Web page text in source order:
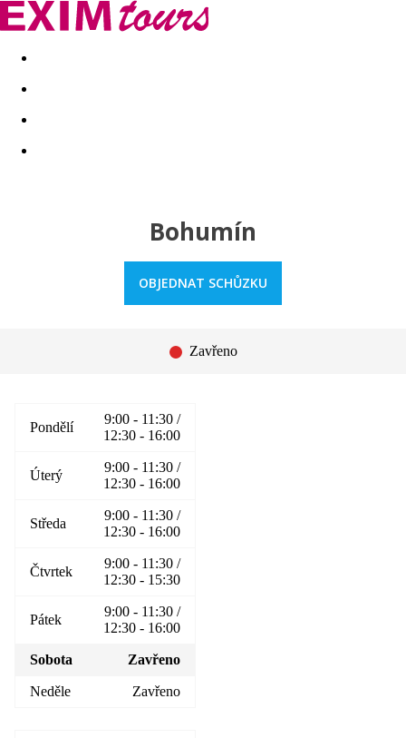
Akční nabídky Last minute
Bohumín
OBJEDNAT SCHŮZKU
Zavřeno
Pondělí
9:00 - 11:30 /
12:30 - 16:00
Úterý
9:00 - 11:30 /
12:30 - 16:00
Středa
9:00 - 11:30 /
12:30 - 16:00
Čtvrtek
9:00 - 11:30 /
12:30 - 15:30
Pátek
9:00 - 11:30 /
12:30 - 16:00
Sobota Zavřeno
Neděle Zavřeno